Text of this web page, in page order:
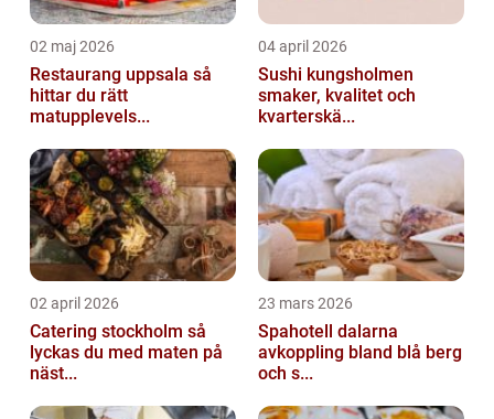
02 maj 2026
Restaurang uppsala så
hittar du rätt
matupplevels...
04 april 2026
Sushi kungsholmen
smaker, kvalitet och
kvarterskä...
02 april 2026
Catering stockholm så
lyckas du med maten på
näst...
23 mars 2026
Spahotell dalarna
avkoppling bland blå berg
och s...